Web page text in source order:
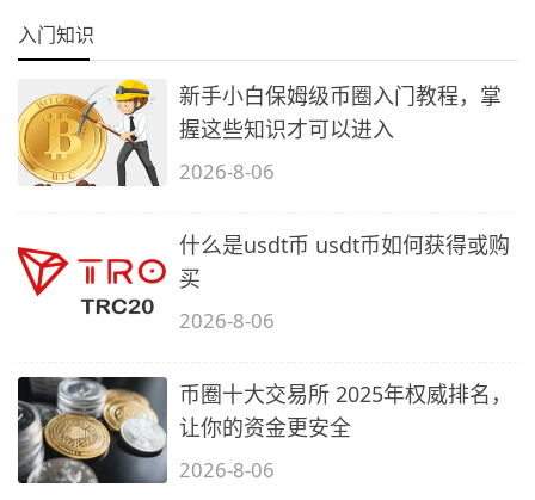
入门知识
新手小白保姆级币圈入门教程，掌
握这些知识才可以进入
2026-8-06
什么是usdt币 usdt币如何获得或购
买
2026-8-06
币圈十大交易所 2025年权威排名，
让你的资金更安全
2026-8-06